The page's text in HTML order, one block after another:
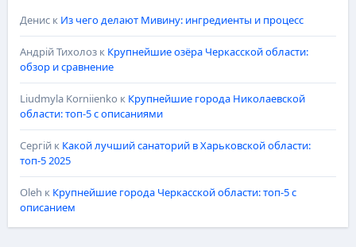
Дениск Из чего делают Мивину: ингредиенты и процесс
Андрій Тихолозк Крупнейшие озёра Черкасской области:
обзор и сравнение
Liudmyla Korniienko к Крупнейшие города Николаевской
области: топ-5 с описаниями
Сергійк Какой лучший санаторий в Харьковской области:
топ-5 2025
Oleh к Крупнейшие города Черкасской области: топ-5 с
описанием